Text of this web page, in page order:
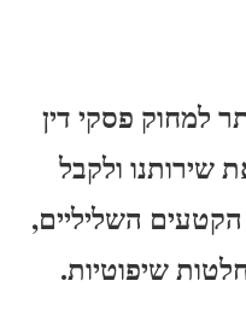
למחוק פסקי דין
שירותנו ולקבל
הקטעים השליליים,
שיפוטיות.